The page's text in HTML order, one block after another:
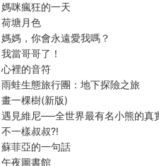
媽咪瘋狂的一天
荷塘月色
媽媽，你會永遠愛我嗎？
我當哥哥了！
心裡的音符
雨蛙生態旅行團：地下探險之旅
畫一棵樹(新版)
遇見維尼──全世界最有名小熊的真
不一樣叔叔?!
蘇菲亞的一句話
午夜圖書館